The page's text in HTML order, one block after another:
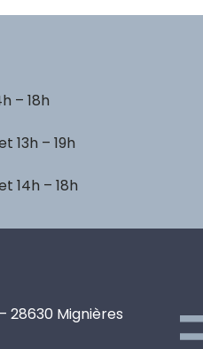
– 18h
13h – 19h
14h – 18h
28630 Mignières